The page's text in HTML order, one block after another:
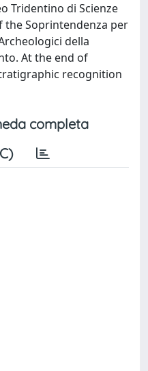
Tridentino di Scienze
Soprintendenza per
della
At the end of
recognition
completa